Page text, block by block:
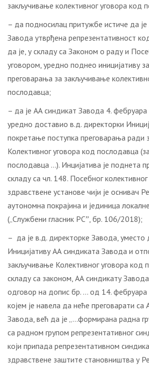
закључивање колективног уговора код
– да подносилац притужбе истиче да
Завода утврђена репрезентативност
да је, у складу са Законом о раду и
уговором, уредно поднео иницијативу
преговарања за закључивање
послодавца;
– да је АА синдикат Завода 4.
уредно доставио в.д. директорки
покретање поступка преговарања ради
Колективног уговора код послодавца
послодавца …). Инцијатива је поднета
складу са чл. 148. Посебног
здравствене установе чији је оснивач
аутономна покрајина и јединица
(„Службени гласник РСˮ, бр. 106/2018);
– да је в.д. директорке Завода, уместо
Иницијативу АА синдиката Завода и
закључивање Колективног уговора код
складу са законом, АА синдикату
одговор на допис бр. … од 14. фебруара
којем је навела да неће преговарати
Завода, већ да је „…формирана радна
са радном групом репрезентативног
који припада репрезентативном
здравствене заштите становништва у